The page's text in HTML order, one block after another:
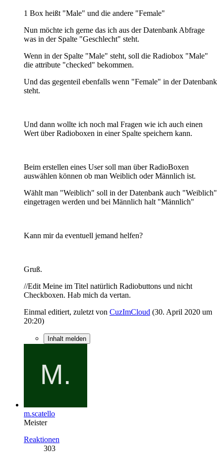
1 Box heißt "Male" und die andere "Female"
Nun möchte ich gerne das ich aus der Datenbank Abfrage
was in der Spalte "Geschlecht" steht.
Wenn in der Spalte "Male" steht, soll die Radiobox "Male"
die attribute "checked" bekommen.
Und das gegenteil ebenfalls wenn "Female" in der Datenbank
steht.
Und dann wollte ich noch mal Fragen wie ich auch einen
Wert über Radioboxen in einer Spalte speichern kann.
Beim erstellen eines User soll man über RadioBoxen
auswählen können ob man Weiblich oder Männlich ist.
Wählt man "Weiblich" soll in der Datenbank auch "Weiblich"
eingetragen werden und bei Männlich halt "Männlich"
Kann mir da eventuell jemand helfen?
Gruß.
//Edit Meine im Titel natürlich Radiobuttons und nicht
Checkboxen. Hab mich da vertan.
Einmal editiert, zuletzt von CuzImCloud (30. April 2020 um
20:20)
Inhalt melden
m.scatello
Meister
Reaktionen
303